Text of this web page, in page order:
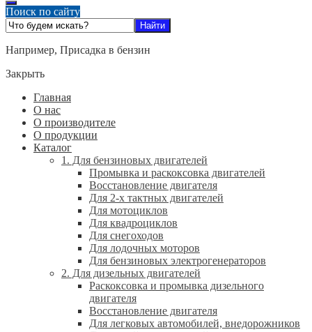
Поиск по сайту
Например, Присадка в бензин
Закрыть
Главная
О нас
О производителе
О продукции
Каталог
1. Для бензиновых двигателей
Промывка и раскоксовка двигателей
Восстановление двигателя
Для 2-х тактных двигателей
Для мотоциклов
Для квадроциклов
Для снегоходов
Для лодочных моторов
Для бензиновых электрогенераторов
2. Для дизельных двигателей
Раскоксовка и промывка дизельного
двигателя
Восстановление двигателя
Для легковых автомобилей, внедорожников